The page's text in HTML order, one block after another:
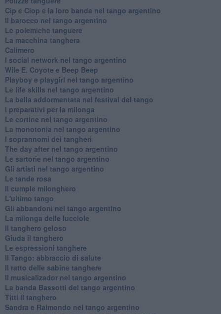
Cip e Ciop e la loro banda nel tango argentino
Il barocco nel tango argentino
Le polemiche tanguere
La macchina tanghera
Calimero
​I social network nel tango argentino
Wile E. Coyote e Beep Beep
Playboy e playgirl nel tango argentino
Le life skills nel tango argentino
La bella addormentata nel festival del tango
I preparativi per la milonga
Le cortine nel tango argentino
La monotonia nel tango argentino
I soprannomi dei tangheri
The day after nel tango argentino
Le sartorie nel tango argentino
Gli artisti nel tango argentino
Le tande rosa
Il cumple milonghero
L'ultimo tango
Gli abbandoni nel tango argentino
La milonga delle lucciole
Il tanghero geloso
Giuda il tanghero
Le espressioni tanghere
Il Tango: abbraccio di salute
Il ratto delle sabine tanghere
Il musicalizador nel tango argentino
La banda Bassotti del tango argentino
Titti il tanghero
Sandra e Raimondo nel tango argentino